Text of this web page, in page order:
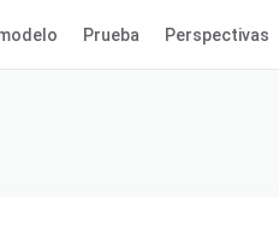
Prueba Perspectivas